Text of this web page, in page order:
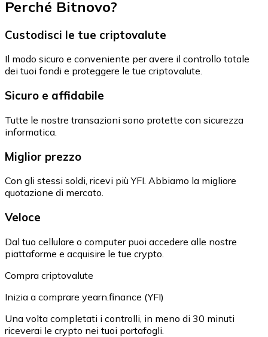
Perché Bitnovo?
Custodisci le tue criptovalute
Il modo sicuro e conveniente per avere il controllo totale
dei tuoi fondi e proteggere le tue criptovalute.
Sicuro e affidabile
Tutte le nostre transazioni sono protette con sicurezza
informatica.
Miglior prezzo
Con gli stessi soldi, ricevi più YFI. Abbiamo la migliore
quotazione di mercato.
Veloce
Dal tuo cellulare o computer puoi accedere alle nostre
piattaforme e acquisire le tue crypto.
Compra criptovalute
Inizia a comprare yearn.finance (YFI)
Una volta completati i controlli, in meno di 30 minuti
riceverai le crypto nei tuoi portafogli.